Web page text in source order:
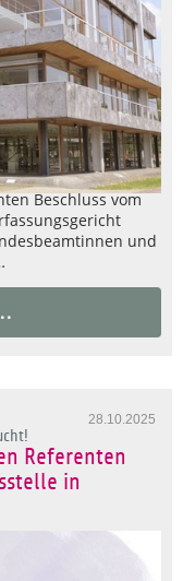
Beschluss vom
und
28.10.2025
Referenten
in